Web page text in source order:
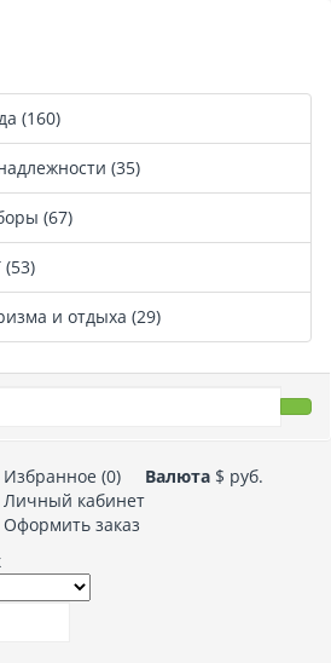
(160)
(35)
(67)
и отдыха (29)
Избранное (0)
Личный кабинет
Оформить заказ
Валюта $ руб.